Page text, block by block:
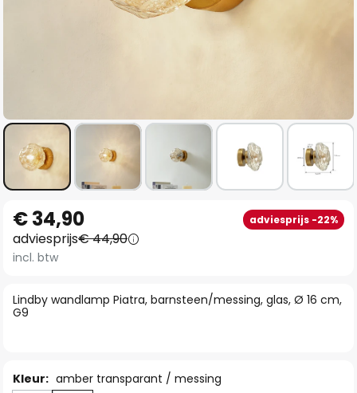
naar
het
begin
de
afbeeldingen-
Lindby wandlamp Piatra, barnsteen/messing, glas, Ø 16 cm,
G9
€ 34,90 adviesprijs -22%
adviesprijs€ 44,90
incl. btw
Kleur: amber transparant / messing